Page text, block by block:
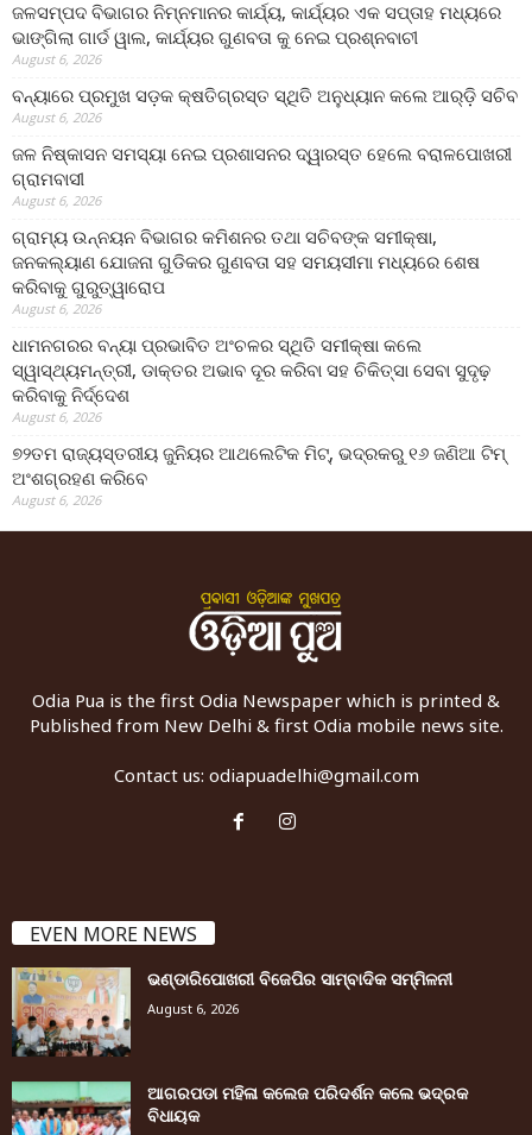
ଜଳସମ୍ପଦ ବିଭାଗର ନିମ୍ନମାନର କାର୍ଯ୍ୟ, କାର୍ଯ୍ୟର ଏକ ସପ୍ତାହ ମଧ୍ୟରେ
ଭାଙ୍ଗିଲା ଗାର୍ଡ ୱାଲ, କାର୍ଯ୍ୟର ଗୁଣବତା କୁ ନେଇ ପ୍ରଶ୍ନବାଚୀ
August 6, 2026
ବନ୍ୟାରେ ପ୍ରମୁଖ ସଡ଼କ କ୍ଷତିଗ୍ରସ୍ତ ସ୍ଥିତି ଅନୁଧ୍ୟାନ କଲେ ଆର୍‌ଡ଼ି ସଚିବ
August 6, 2026
ଜଳ ନିଷ୍କାସନ ସମସ୍ୟା ନେଇ ପ୍ରଶାସନର ଦ୍ୱାରସ୍ତ ହେଲେ ବରାଳପୋଖରୀ
ଗ୍ରାମବାସୀ
August 6, 2026
ଗ୍ରାମ୍ୟ ଉନ୍ନୟନ ବିଭାଗର କମିଶନର ତଥା ସଚିବଙ୍କ ସମୀକ୍ଷା,
ଜନକଲ୍ୟାଣ ଯୋଜନା ଗୁଡିକର ଗୁଣବତା ସହ ସମୟସୀମା ମଧ୍ୟରେ ଶେଷ
କରିବାକୁ ଗୁରୁତ୍ୱାରୋପ
August 6, 2026
ଧାମନଗରର ବନ୍ୟା ପ୍ରଭାବିତ ଅଂଚଳର ସ୍ଥିତି ସମୀକ୍ଷା କଲେ
ସ୍ୱାସ୍ଥ୍ୟମନ୍ତ୍ରୀ, ଡାକ୍ତର ଅଭାବ ଦୂର କରିବା ସହ ଚିକିତ୍ସା ସେବା ସୁଦୃଢ଼
କରିବାକୁ ନିର୍ଦ୍ଦେଶ
August 6, 2026
୭୨ତମ ରାଜ୍ୟସ୍ତରୀୟ ଜୁନିୟର ଆଥଲେଟିକ ମିଟ୍‌, ଭଦ୍ରକରୁ ୧୬ ଜଣିଆ ଟିମ୍
ଅଂଶଗ୍ରହଣ କରିବେ
August 6, 2026
Odia Pua is the first Odia Newspaper which is printed &
Published from New Delhi & first Odia mobile news site.
Contact us: odiapuadelhi@gmail.com
EVEN MORE NEWS
ଭଣ୍ଡାରିପୋଖରୀ ବିଜେପିର ସାମ୍ବାଦିକ ସମ୍ମିଳନୀ
August 6, 2026
ଆଗରପଡା ମହିଳା କଲେଜ ପରିଦର୍ଶନ କଲେ ଭଦ୍ରକ
ବିଧାୟକ